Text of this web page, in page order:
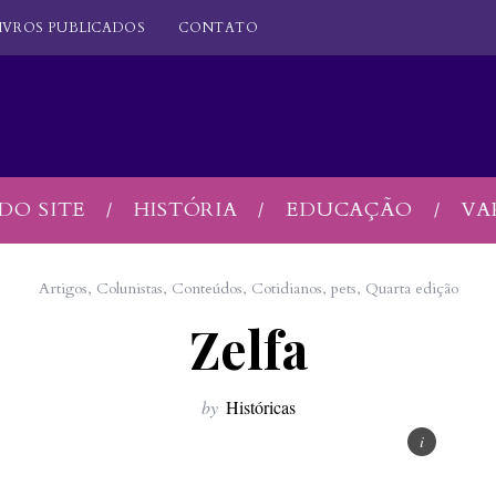
PUBLICADOS CONTATO
SITE HISTÓRIA EDUCAÇÃO
Artigos, Colunistas, Conteúdos, Cotidianos, pets, Quarta edição
Zelfa
by Históricas